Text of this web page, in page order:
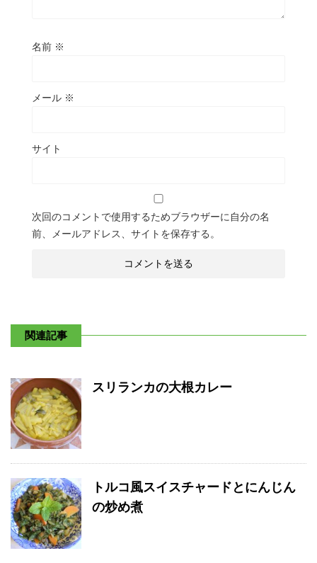
名前 ※
メール ※
サイト
次回のコメントで使用するためブラウザーに自分の名
前、メールアドレス、サイトを保存する。
関連記事
スリランカの大根カレー
トルコ風スイスチャードとにんじん
の炒め煮